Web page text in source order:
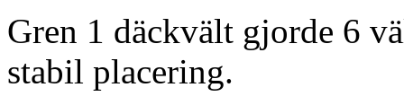
Gren 1 däckvält gjorde 6
stabil placering.